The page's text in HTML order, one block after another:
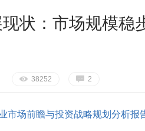
状：市场规模稳
E 38252 G 2
市场前瞻与投资战略规划分析报